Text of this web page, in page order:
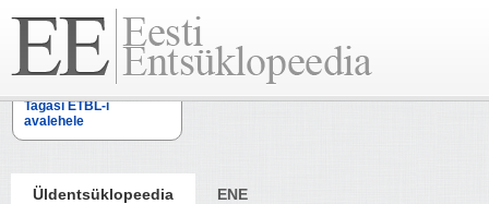
Tagasi ETBL-i
avalehele
Üldentsüklopeedia ENE